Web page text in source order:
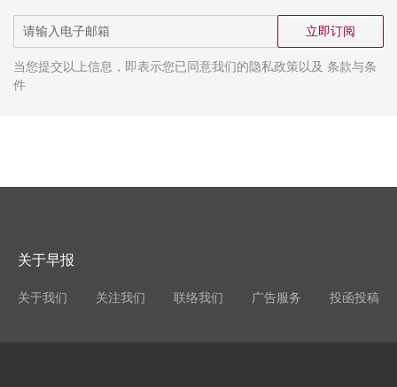
立即订阅
当您提交以上信息，即表示您已同意我们的隐私政策以及 条款与条
件
关于早报
关于我们 关注我们 联络我们 广告服务 投函投稿